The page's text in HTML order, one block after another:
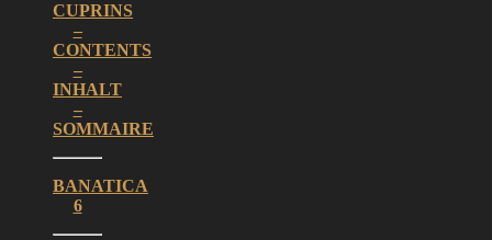
CUPRINS
–
CONTENTS
–
INHALT
–
SOMMAIRE
BANATICA
6